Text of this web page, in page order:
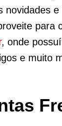
novidades
para
, onde
e muito